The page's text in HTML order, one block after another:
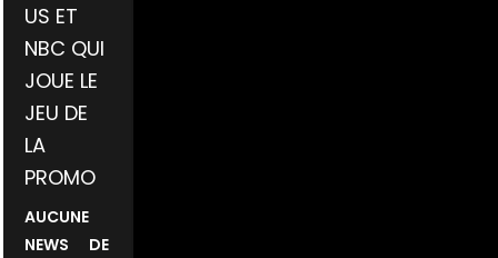
US ET
NBC QUI
JOUE LE
JEU DE
LA
PROMO
AUCUNE
NEWS DE